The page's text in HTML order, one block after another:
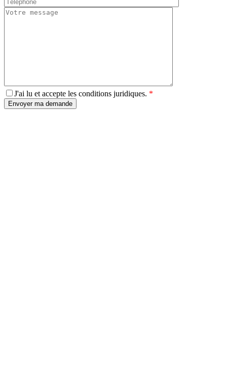
J'ai lu et accepte les conditions juridiques. *